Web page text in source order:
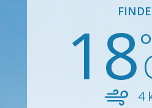
184